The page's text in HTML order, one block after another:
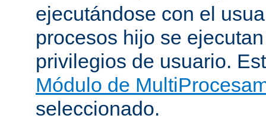
ejecutándose con el
procesos hijo se
privilegios de usuario.
Módulo de
seleccionado.